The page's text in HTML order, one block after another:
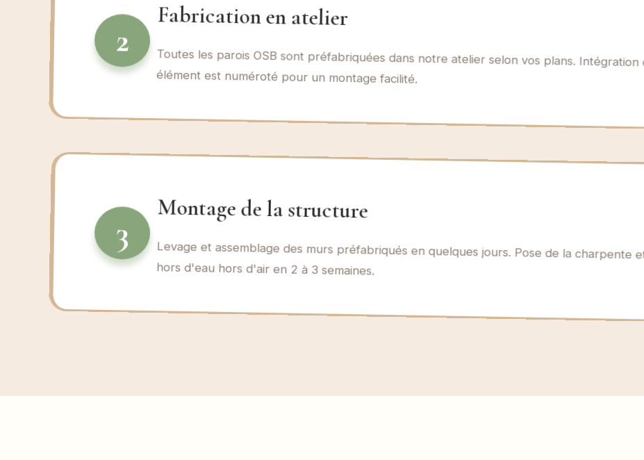
2
Fabrication en atelier
Toutes les parois OSB sont préfabriquées dans notre atelier selon vos plans.
élément est numéroté pour un montage facilité.
3
Montage de la structure
Levage et assemblage des murs préfabriqués en quelques jours. Pose de la charpente
hors d'eau hors d'air en 2 à 3 semaines.